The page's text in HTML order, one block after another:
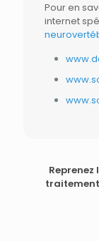
Pour en
internet